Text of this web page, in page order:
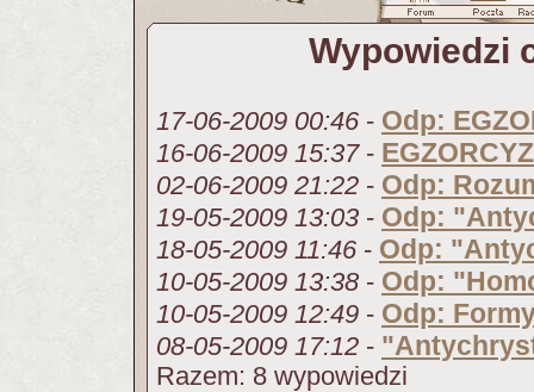
Wypowiedzi
17-06-2009 00:46 - Odp:
16-06-2009 15:37-
02-06-2009 21:22 - Odp:
19-05-2009 13:03 - Odp:
18-05-2009 11:46 - Odp:
10-05-2009 13:38 - Odp:
10-05-2009 12:49 - Odp:
08-05-2009 17:12 -
Razem: 8 wypowiedzi